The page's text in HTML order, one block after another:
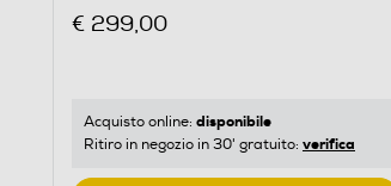
€ 299,00
Acquisto online: disponibile
Ritiro in negozio in 30' gratuito: verifica